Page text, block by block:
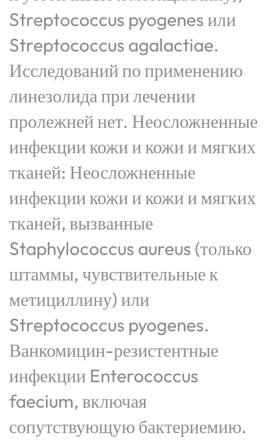
Streptococcus pyogenes или
Streptococcus agalactiae.
Исследований по применению
линезолида при лечении
пролежней нет. Неосложненные
инфекции кожи и кожи и мягких
тканей: Неосложненные
инфекции кожи и кожи и мягких
тканей, вызванные
Staphylococcus aureus (только
штаммы, чувствительные к
метициллину) или
Streptococcus pyogenes.
Ванкомицин-резистентные
инфекции Enterococcus
faecium, включая
сопутствующую бактериемию.